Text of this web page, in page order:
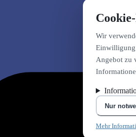
Wir
Einwilligung
Angebot zu
Nur
Mehr